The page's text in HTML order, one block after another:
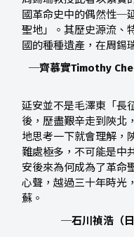
國革命史中的偶然性─
聖地」。其歷史源流、
國的種種遺產，在周錫
─齊慕實Timothy
延安並不是毛澤東「長
後，歷盡艱辛走到陝北
地思考一下就會理解，
難處極多，不可能是中
安後來為何成為了革命
心聲，越過三十年時光
蘇。
─石川禎浩（日